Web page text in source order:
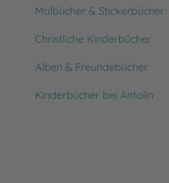
Malbücher & Stickerbücher
Christliche Kinderbücher
Alben & Freundebücher
Kinderbücher bei Antolin